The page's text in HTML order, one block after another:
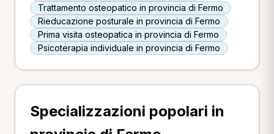
Trattamento osteopatico in provincia di Fermo
Rieducazione posturale in provincia di Fermo
Prima visita osteopatica in provincia di Fermo
Psicoterapia individuale in provincia di Fermo
Specializzazioni popolari in